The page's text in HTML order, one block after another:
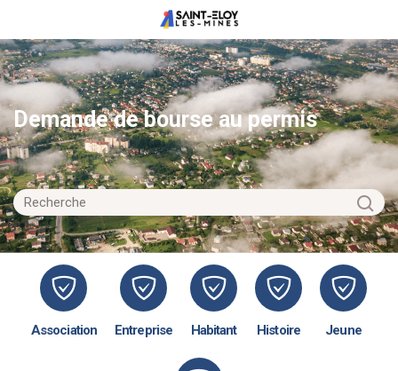
Demande de bourse au permis
Association Entreprise Habitant Histoire Jeune